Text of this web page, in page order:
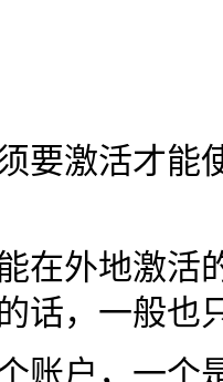
要激活才能
在外地激活
话，一般也
账户，一个